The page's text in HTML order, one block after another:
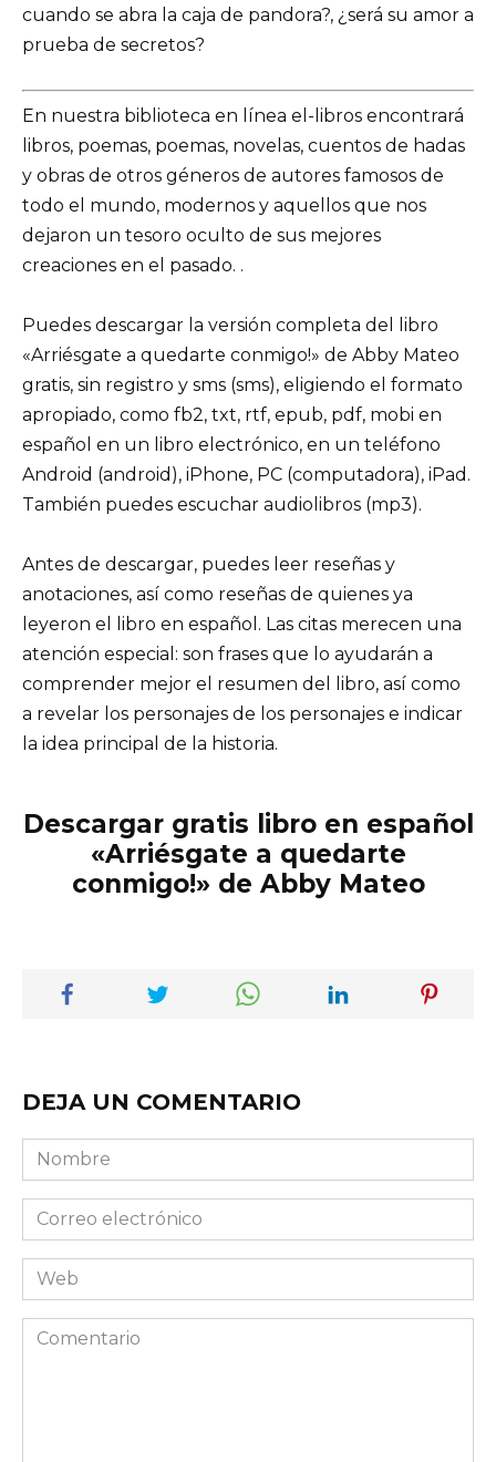
cuando se abra la caja de pandora?, ¿será su amor a
prueba de secretos?
En nuestra biblioteca en línea el-libros encontrará
libros, poemas, poemas, novelas, cuentos de hadas
y obras de otros géneros de autores famosos de
todo el mundo, modernos y aquellos que nos
dejaron un tesoro oculto de sus mejores
creaciones en el pasado. .
Puedes descargar la versión completa del libro
«Arriésgate a quedarte conmigo!» de Abby Mateo
gratis, sin registro y sms (sms), eligiendo el formato
apropiado, como fb2, txt, rtf, epub, pdf, mobi en
español en un libro electrónico, en un teléfono
Android (android), iPhone, PC (computadora), iPad.
También puedes escuchar audiolibros (mp3).
Antes de descargar, puedes leer reseñas y
anotaciones, así como reseñas de quienes ya
leyeron el libro en español. Las citas merecen una
atención especial: son frases que lo ayudarán a
comprender mejor el resumen del libro, así como
a revelar los personajes de los personajes e indicar
la idea principal de la historia.
Descargar gratis libro en español
«Arriésgate a quedarte
conmigo!» de Abby Mateo
DEJA UN COMENTARIO
Nombre
Correo
electrónico
Web
Comentario